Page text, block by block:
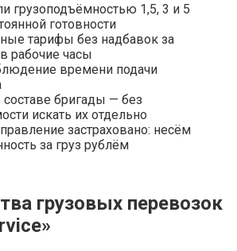
грузоподъёмностью 1,5, 3 и 5
готовности
тарифы без надбавок за
рабочие часы
времени подачи
составе бригады — без
искать их отдельно
застраховано: несём
за груз рублём
грузовых перевозок